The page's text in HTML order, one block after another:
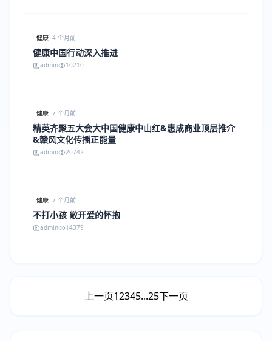
健康 4 个月前
健康中国行动深入推进
admin 10210
健康 7 个月前
精英齐聚五大会大中国健康中山红&惠成商业顶层推介
&赣风文化传播正能量
admin 20742
健康 7 个月前
不打小孩 敞开爱的怀抱
admin 14379
上一页12345...25下一页